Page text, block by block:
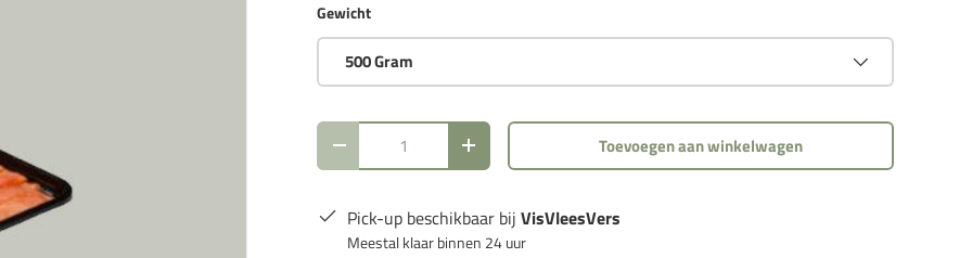
Gewicht
500 Gram
Aantal
Verlaag de hoeveelheidVerhoog de hoeveelheidToevoegen aan winkelwagen
Pick-up beschikbaar bij VisVleesVers
Meestal klaar binnen 24 uur